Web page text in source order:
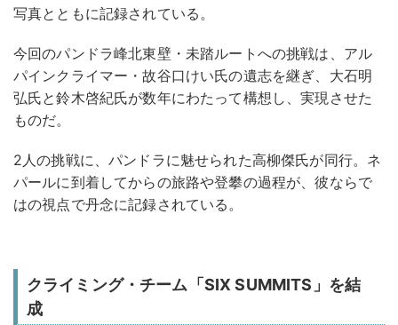
写真とともに記録されている。
今回のパンドラ峰北東壁・未踏ルートへの挑戦は、アル
パインクライマー・故谷口けい氏の遺志を継ぎ、大石明
弘氏と鈴木啓紀氏が数年にわたって構想し、実現させた
ものだ。
2人の挑戦に、パンドラに魅せられた高柳傑氏が同行。ネ
パールに到着してからの旅路や登攀の過程が、彼ならで
はの視点で丹念に記録されている。
クライミング・チーム「SIX SUMMITS」を結
成